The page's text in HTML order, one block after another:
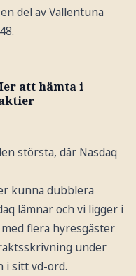
del av Vallentuna
att hämta i
största, där Nasdaq
kunna dubblera
lämnar och vi ligger i
flera hyresgäster
under
i sitt vd-ord.